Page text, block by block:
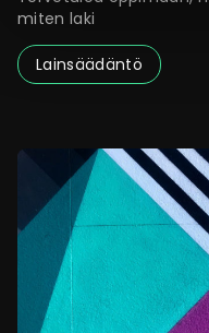
miten laki
Lainsäädäntö